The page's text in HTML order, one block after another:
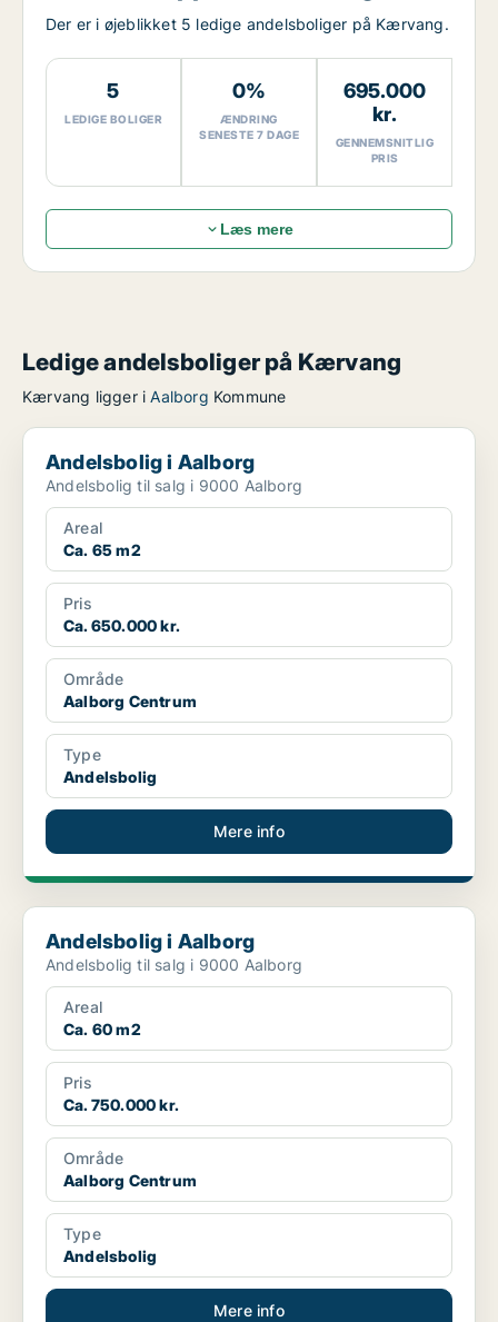
Der er i øjeblikket 5 ledige andelsboliger på Kærvang.
5
LEDIGE BOLIGER
0%
ÆNDRING
SENESTE 7 DAGE
695.000
kr.
GENNEMSNITLIG
PRIS
Læs mere
Ledige andelsboliger på Kærvang
Kærvang ligger iAalborg Kommune
Andelsbolig i Aalborg
Andelsbolig i Aalborg
Andelsbolig til salg i 9000 Aalborg
Areal
Ca. 65 m2
Pris
Ca. 650.000 kr.
Område
Aalborg Centrum
Type
Andelsbolig
Mere info
Andelsbolig i Aalborg
Andelsbolig i Aalborg
Andelsbolig til salg i 9000 Aalborg
Areal
Ca. 60 m2
Pris
Ca. 750.000 kr.
Område
Aalborg Centrum
Type
Andelsbolig
Mere info